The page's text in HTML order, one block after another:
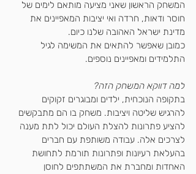
המשחק הראשון שאני מציעה מותאם לימים של
חוסר ודאות, חרדה ואי יציבות המאפיינים את
מדינת ישראל האהובה שלנו כיום.
כמובן שאפשר להתאים את המשימה לגיל
התלמידים ומאפיינים נוספים.
למה דווקא המשחק הזה?
בתקופה הנוכחית, ילדים ומבוגרים זקוקים
להרגיש שליטה ויציבות. משחק בו הם מתבקשים
להציע פתרונות להצלת העולם יכול לתת מענה
לצרכים אלה. עבודה משותפת עם חברים
בהעלאת רעיונות ופתרונות תורמת לתחושת
האחדות ומחברת את המשתתפים לחוסן